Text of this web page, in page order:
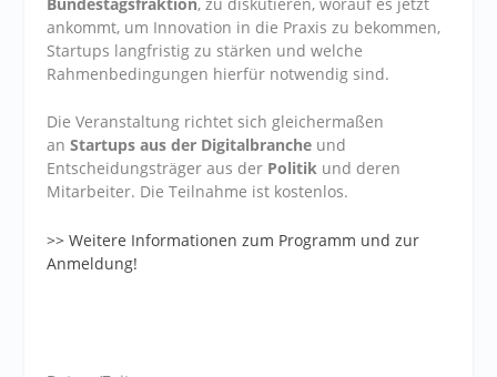
ankommt, um Innovation in die Praxis zu bekommen,
Startups langfristig zu stärken und welche
Rahmenbedingungen hierfür notwendig sind.
Die Veranstaltung richtet sich gleichermaßen
anStartups aus der Digitalbranche und
Entscheidungsträger aus der Politik und deren
Mitarbeiter. Die Teilnahme ist kostenlos.
>> Weitere Informationen zum Programm und zur
Anmeldung!